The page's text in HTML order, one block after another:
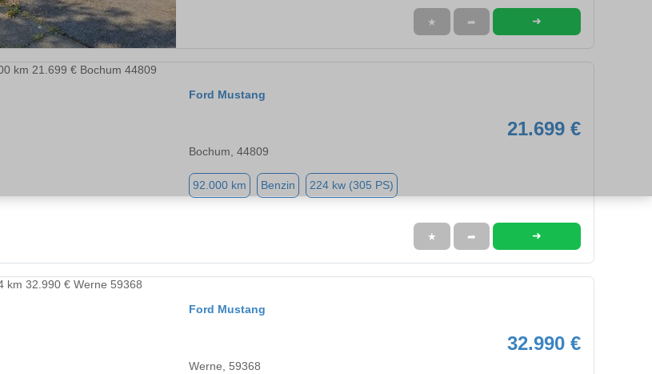
★ ➦ ➜
Ford Mustang
21.699 €
Bochum, 44809
92.000 km Benzin 224 kw (305 PS)
★ ➦ ➜
Ford Mustang
32.990 €
Werne, 59368